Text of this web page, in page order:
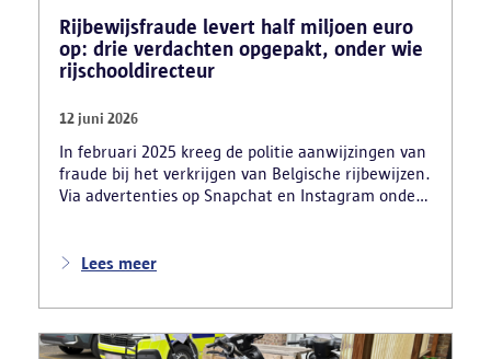
Rijbewijsfraude levert half miljoen euro
op: drie verdachten opgepakt, onder wie
rijschooldirecteur
12 juni 2026
In februari 2025 kreeg de politie aanwijzingen van
fraude bij het verkrijgen van Belgische rijbewijzen.
Via advertenties op Snapchat en Instagram onder
aan. Daarnaast maakten zij reclame voor het
effectief lessen te volgen en voor fraude bij
bracht ook een rijschooldirecteur in beeld die
Lees meer